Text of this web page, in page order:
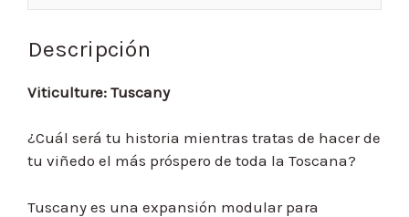
Descripción
Viticulture: Tuscany
¿Cuál será tu historia mientras tratas de hacer de
tu viñedo el más próspero de toda la Toscana?
Tuscany es una expansión modular para